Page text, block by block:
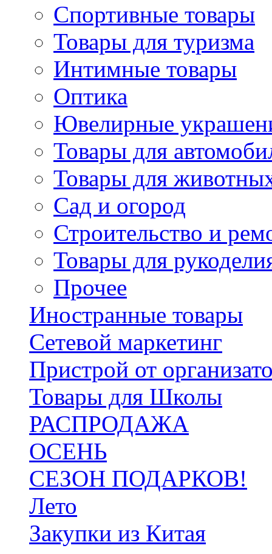
Спортивные товары
Товары для туризма
Интимные товары
Оптика
Ювелирные
Товары для
Товары для
Сад и огород
Строительство и
Товары для
Прочее
Иностранные товары
Сетевой маркетинг
Пристрой от
Товары для Школы
РАСПРОДАЖА
ОСЕНЬ
СЕЗОН ПОДАРКОВ!
Лето
Закупки из Китая